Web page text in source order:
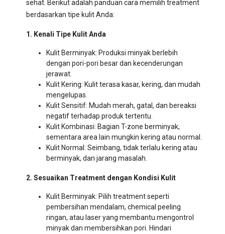
sehat. Berikut adalah panduan cara memilih treatment
berdasarkan tipe kulit Anda:
1. Kenali Tipe Kulit Anda
Kulit Berminyak: Produksi minyak berlebih
dengan pori-pori besar dan kecenderungan
jerawat.
Kulit Kering: Kulit terasa kasar, kering, dan mudah
mengelupas.
Kulit Sensitif: Mudah merah, gatal, dan bereaksi
negatif terhadap produk tertentu.
Kulit Kombinasi: Bagian T-zone berminyak,
sementara area lain mungkin kering atau normal.
Kulit Normal: Seimbang, tidak terlalu kering atau
berminyak, dan jarang masalah.
2. Sesuaikan Treatment dengan Kondisi Kulit
Kulit Berminyak: Pilih treatment seperti
pembersihan mendalam, chemical peeling
ringan, atau laser yang membantu mengontrol
minyak dan membersihkan pori. Hindari